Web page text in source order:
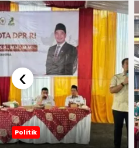
Politik
‹